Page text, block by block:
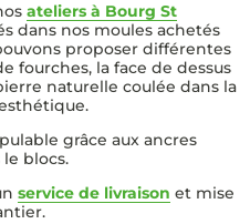
ateliers à Bourg St
dans nos moules achetés
proposer différentes
fourches, la face de dessus
naturelle coulée dans la
grâce aux ancres
blocs.
service de livraison et mise